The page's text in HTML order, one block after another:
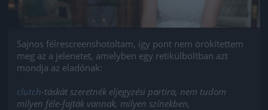
Sajnos félrescreenshotoltam, így pont nem örökítettem
meg az a jelenetet, amelyben egy retikülboltban azt
mondja az eladónak:
clutch-táskát szeretnék eljegyzési partira, nem tudom
milyen féle-fajták vannak, milyen színekben,